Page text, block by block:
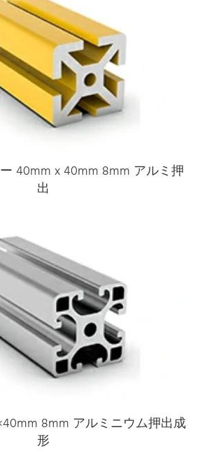
40mm x 40mm 8mm アルミ押
出
8mm アルミニウム押出成
形